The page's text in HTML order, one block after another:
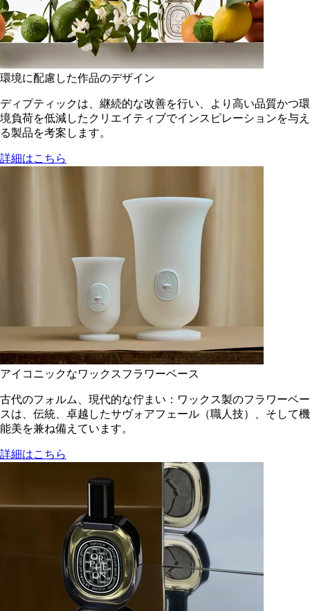
環境に配慮した作品のデザイン
ディプティックは、継続的な改善を行い、より高い品質かつ環
境負荷を低減した​クリエイティブでインスピレーションを与え
る製品を考案します。
詳細はこちら
アイコニックなワックスフラワーベース
古代のフォルム、現代的な佇まい：ワックス製のフラワーベー
スは、伝統、卓越したサヴォアフェール（職人技）、そして機
能美を兼ね備えています。
詳細はこちら